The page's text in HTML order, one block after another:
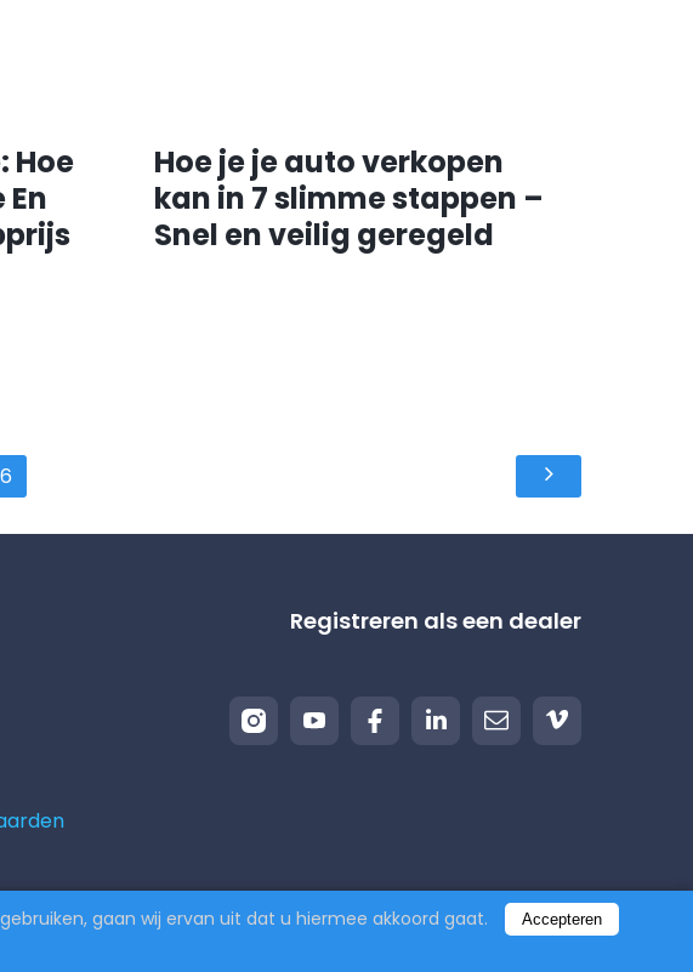
Hoe
Hoe je je auto verkopen
kan in 7 slimme stappen –
Snel en veilig geregeld
6
Registreren als een dealer
gaan wij ervan uit dat u hiermee akkoord gaat.
Accepteren